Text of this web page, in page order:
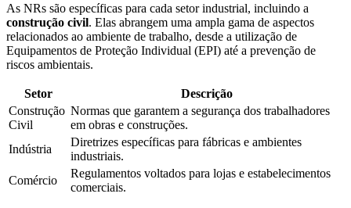
As NRs são específicas para cada setor industrial, incluindo a
construção civil. Elas abrangem uma ampla gama de aspectos
relacionados ao ambiente de trabalho, desde a utilização de
Equipamentos de Proteção Individual (EPI) até a prevenção de
riscos ambientais.
Setor
Descrição
Construção
Civil
Normas que garantem a segurança dos trabalhadores
em obras e construções.
Indústria
Diretrizes específicas para fábricas e ambientes
industriais.
Comércio
Regulamentos voltados para lojas e estabelecimentos
comerciais.